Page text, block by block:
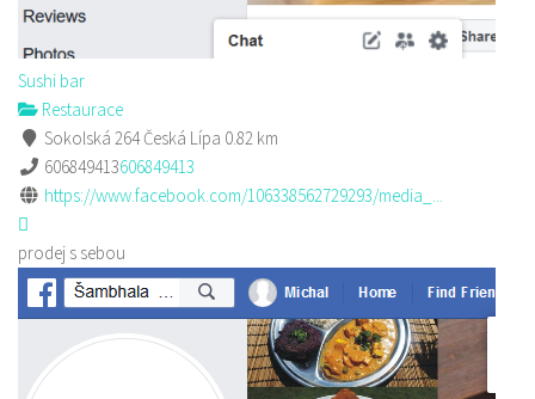
Sushi bar
Restaurace
Sokolská 264 Česká Lípa 0.82 km
606849413606849413
https://www.facebook.com/106338562729293/media_...
prodej s sebou